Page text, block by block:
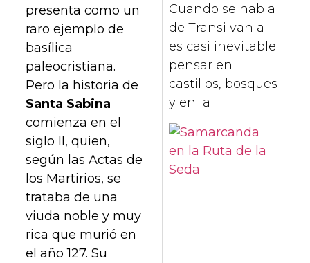
presenta como un
raro ejemplo de
basílica
paleocristiana.
Pero la historia de
Santa Sabina
comienza en el
siglo II, quien,
según las Actas de
los Martirios, se
trataba de una
viuda noble y muy
rica que murió en
el año 127. Su
Cuando se habla
de Transilvania
es casi inevitable
pensar en
castillos, bosques
y en la ...